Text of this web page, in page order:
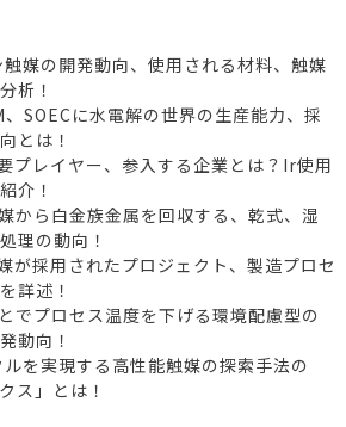
媒の開発動向、使用される材料、触媒
析！
SOECに水電解の世界の生産能力、採
とは！
レイヤー、参入する企業とは？Ir使用
介！
ら白金族金属を回収する、乾式、湿
理の動向！
採用されたプロジェクト、製造プロセ
詳述！
プロセス温度を下げる環境配慮型の
動向！
を実現する高性能触媒の探索手法の
ス」とは！